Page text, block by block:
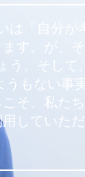
「自分が
す。が、そ
。そして
もない事
そ、私たち
していただ